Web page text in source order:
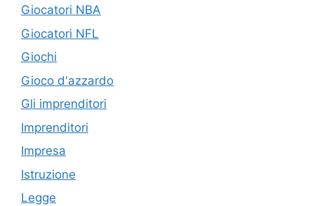
Giocatori NBA
Giocatori NFL
Giochi
Gioco d'azzardo
Gli imprenditori
Imprenditori
Impresa
Istruzione
Legge